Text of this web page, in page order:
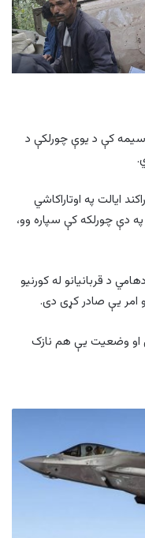
سیمه کې د یوې چورلکې د
ایالت په اوتاراکاشي
۶ سیلانیان چې په دې چورلکه کې سپاره وو،
د قربانیانو له کورنیو
امر یې صادر کړی دی.
وضعیت یې هم نازک